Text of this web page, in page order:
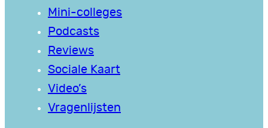
Mini-colleges
Podcasts
Reviews
Sociale Kaart
Video’s
Vragenlijsten